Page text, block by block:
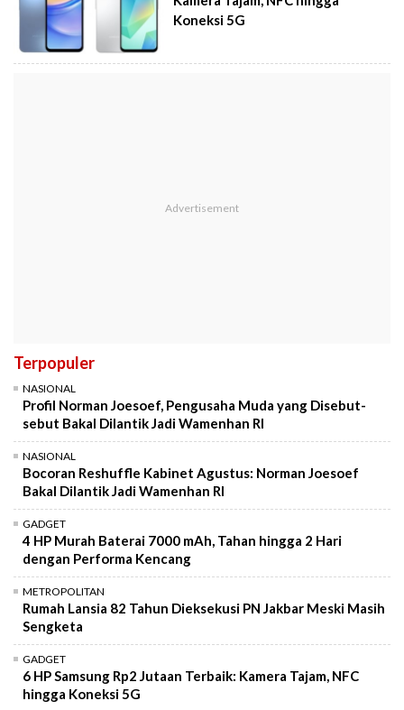
Koneksi 5G
Terpopuler
NASIONAL
Profil Norman Joesoef, Pengusaha Muda yang Disebut-
sebut Bakal Dilantik Jadi Wamenhan RI
NASIONAL
Bocoran Reshuffle Kabinet Agustus: Norman Joesoef
Bakal Dilantik Jadi Wamenhan RI
GADGET
4 HP Murah Baterai 7000 mAh, Tahan hingga 2 Hari
dengan Performa Kencang
METROPOLITAN
Rumah Lansia 82 Tahun Dieksekusi PN Jakbar Meski Masih
Sengketa
GADGET
6 HP Samsung Rp2 Jutaan Terbaik: Kamera Tajam, NFC
hingga Koneksi 5G